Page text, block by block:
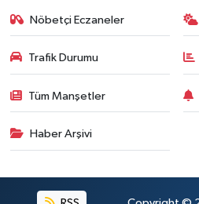
Nöbetçi Eczaneler
Trafik Durumu
Tüm Manşetler
Haber Arşivi